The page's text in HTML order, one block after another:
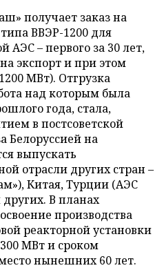
получает заказ на
ВВЭР-1200 для
АЭС – первого за 30 лет,
экспорт и при этом
МВт). Отгрузка
над которым была
года, стала,
в постсоветской
Белоруссией на
выпускать
отрасли других стран –
Китая, Турции (АЭС
В планах
производства
реакторной установки
МВт и сроком
нынешних 60 лет.